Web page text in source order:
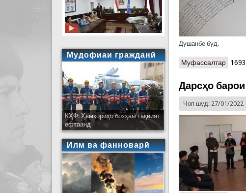
Душанбе буд.
Муфассалтар о
Дарсҳо
Чоп шуд: 27/01/
Мудофиаи гражданӣ
КҲФ: Ҳамкориҳо бозҳам тақвият
ёфтаанд
Илм ва фанноварӣ